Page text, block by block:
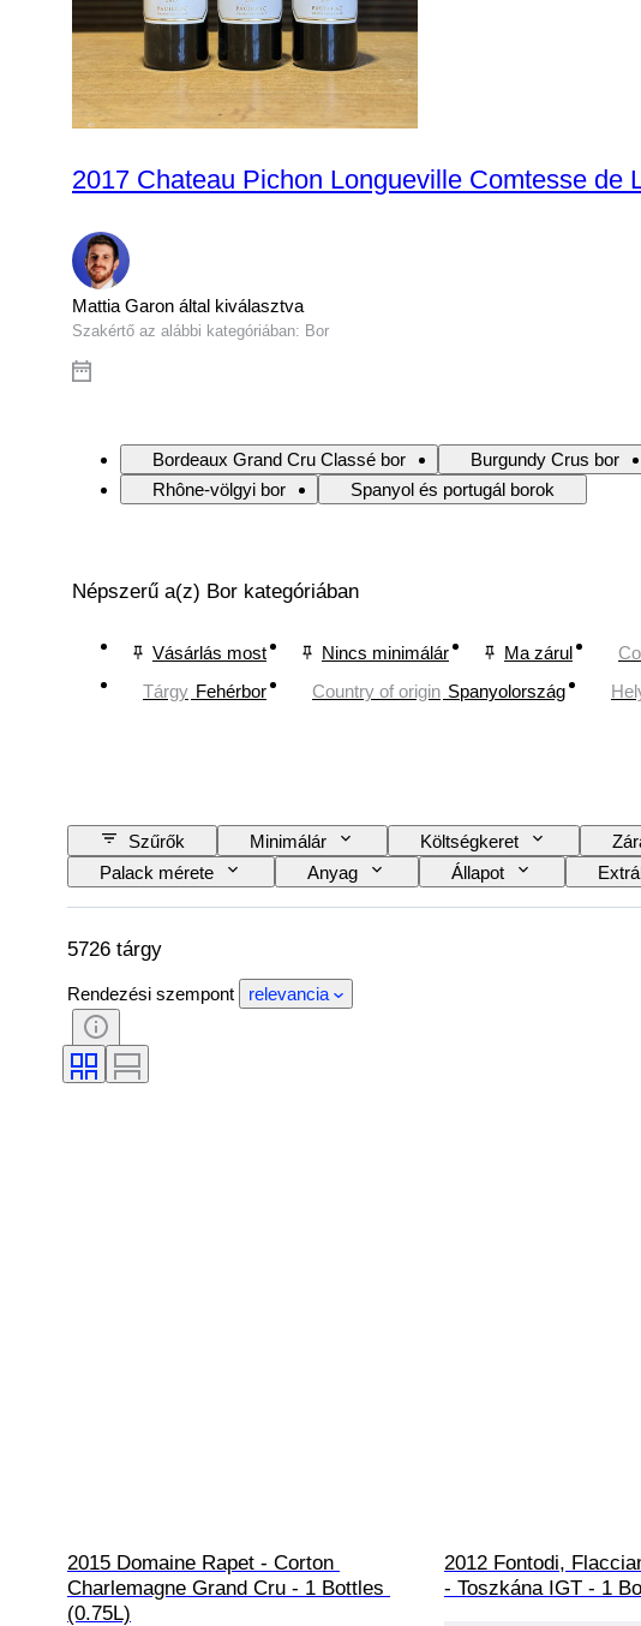
2017 Chateau Pichon Longueville Comtesse de
Mattia Garon által kiválasztva
Szakértő az alábbi kategóriában: Bor
Bordeaux Grand Cru Classé bor Burgundy Crus bor
Rhône-völgyi bor
Spanyol és portugál borok
Népszerű a(z) Bor kategóriában
Vásárlás most Nincs minimálár Ma zárul
Tárgy Fehérbor Country of origin Spanyolország
Szűrők Minimálár Költségkeret
Palack mérete
Anyag Állapot
Bor megnevezése/besorolása
Wine Fill Level
5726 tárgy
Rendezési szempont relevancia
2015 Domaine Rapet - Corton
Charlemagne Grand Cru - 1 Bottles
(0.75L)
2012 Fontodi,
- Toszkána IGT - 1